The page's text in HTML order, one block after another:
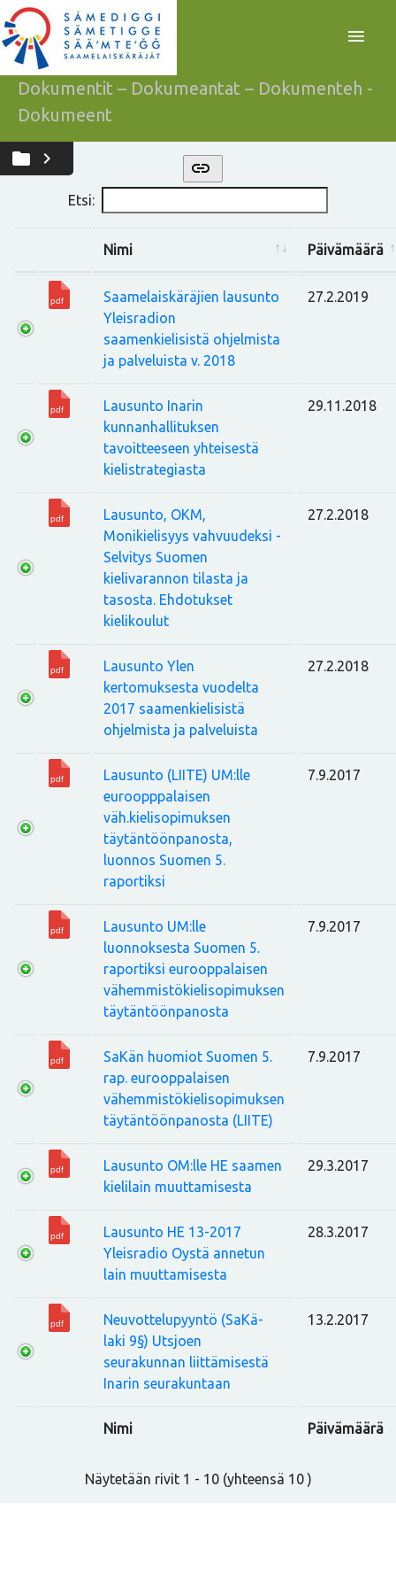
Dokumentit – Dokumeantat – Dokumenteh -
Dokumeent
menu
folder chevron_right link
Etsi:
Nimi Päivämäärä
Nimi Päivämäärä
Saamelaiskäräjien lausunto
Yleisradion
saamenkielisistä ohjelmista
ja palveluista v. 2018
27.2.2019
Lausunto Inarin
kunnanhallituksen
tavoitteeseen yhteisestä
kielistrategiasta
29.11.2018
Lausunto, OKM,
Monikielisyys vahvuudeksi -
Selvitys Suomen
kielivarannon tilasta ja
tasosta. Ehdotukset
kielikoulut
27.2.2018
Lausunto Ylen
kertomuksesta vuodelta
2017 saamenkielisistä
ohjelmista ja palveluista
27.2.2018
Lausunto (LIITE) UM:lle
euroopppalaisen
väh.kielisopimuksen
täytäntöönpanosta,
luonnos Suomen 5.
raportiksi
7.9.2017
Lausunto UM:lle
luonnoksesta Suomen 5.
raportiksi eurooppalaisen
vähemmistökielisopimuksen
täytäntöönpanosta
7.9.2017
SaKän huomiot Suomen 5.
rap. eurooppalaisen
vähemmistökielisopimuksen
täytäntöönpanosta (LIITE)
7.9.2017
Lausunto OM:lle HE saamen
kielilain muuttamisesta
29.3.2017
Lausunto HE 13-2017
Yleisradio Oystä annetun
lain muuttamisesta
28.3.2017
Neuvottelupyyntö (SaKä-
laki 9§) Utsjoen
seurakunnan liittämisestä
Inarin seurakuntaan
13.2.2017
Näytetään rivit 1 - 10 (yhteensä 10 )